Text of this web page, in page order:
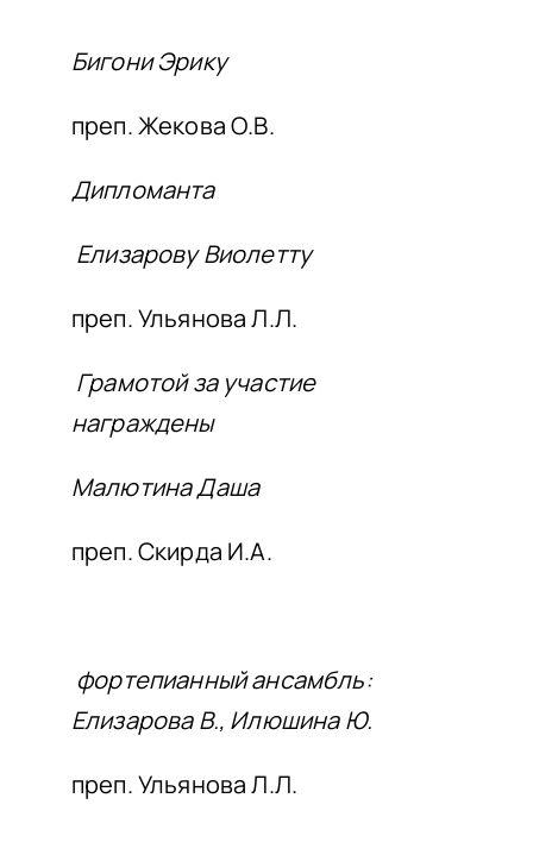
Бигони Эрику
преп. Жекова О.В.
Дипломанта
Елизарову Виолетту
преп. Ульянова Л.Л.
Грамотой за участие
награждены
Малютина Даша
преп. Скирда И.А.
фортепианный ансамбль:
Елизарова В., Илюшина Ю.
преп. Ульянова Л.Л.